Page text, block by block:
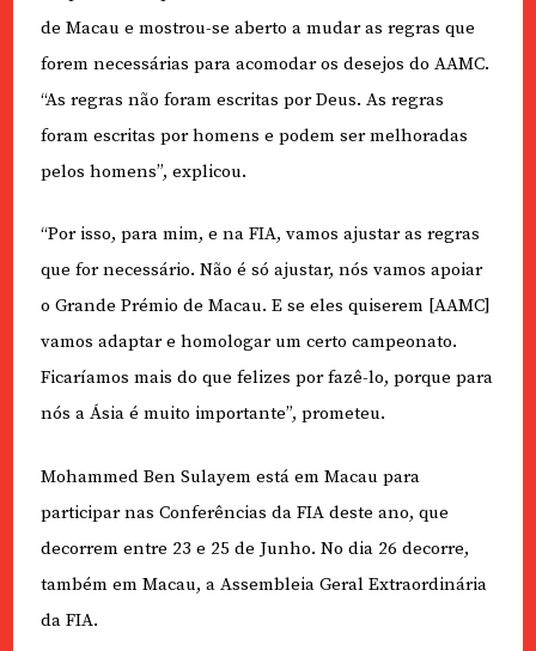
de Macau e mostrou-se aberto a mudar as regras que
forem necessárias para acomodar os desejos do AAMC.
“As regras não foram escritas por Deus. As regras
foram escritas por homens e podem ser melhoradas
pelos homens”, explicou.
“Por isso, para mim, e na FIA, vamos ajustar as regras
que for necessário. Não é só ajustar, nós vamos apoiar
o Grande Prémio de Macau. E se eles quiserem [AAMC]
vamos adaptar e homologar um certo campeonato.
Ficaríamos mais do que felizes por fazê-lo, porque para
nós a Ásia é muito importante”, prometeu.
Mohammed Ben Sulayem está em Macau para
participar nas Conferências da FIA deste ano, que
decorrem entre 23 e 25 de Junho. No dia 26 decorre,
também em Macau, a Assembleia Geral Extraordinária
da FIA.